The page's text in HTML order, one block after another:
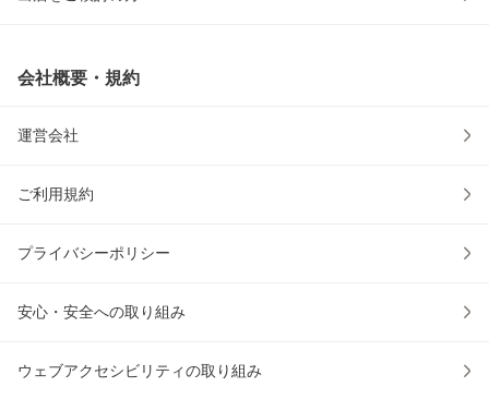
会社概要・規約
運営会社
ご利用規約
プライバシーポリシー
安心・安全への取り組み
ウェブアクセシビリティの取り組み